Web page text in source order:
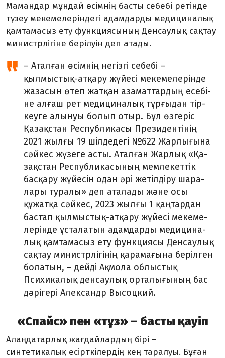
Маман­дар мұн­дай өсімнің басты себебі ретінде
түзеу ме­ке­мелеріндегі адамдарды меди­ци­на­лық
қамтамасыз ету функциясының Денсаулық сақтау
министрлігіне берілуін деп атады.
– Аталған өсімнің негізгі себебі –
қылмыстық-атқару жүйесі мекемелерінде
жазасын өтеп жатқан азаматтардың есе­бі­
не алғаш рет медициналық тұрғыдан тір­
кеуге алынуы болып отыр. Бұл өзгеріс
Қазақстан Республикасы Президентінің
2021 жылғы 19 шілдедегі №622 Жарлығы­на
сәйкес жүзеге асты. Аталған Жарлық «Қа­­
зақстан Республикасының мемлекет­тік
басқару жүйесін одан әрі жетілдіру шара­
лары туралы» деп аталады және осы
құжатқа сәйкес, 2023 жылғы 1 қаңтардан
бастап қылмыстық-атқару жүйесі меке­ме­­
лерінде ұсталатын адамдарды медици­на­
лық қамтамасыз ету функциясы Ден­саулық
сақтау министрлігінің қарамағына берілген
болатын, – дейді Ақмола облыс­тық
Психикалық денсаулық орталығы­ның бас
дәрігері Александр Высоцкий.
«Спайс» пен «тұз» – басты қауіп
Алаңдатарлық жағдайлардың бірі –
синтетикалық есірткілердің кең таралуы. Бұған